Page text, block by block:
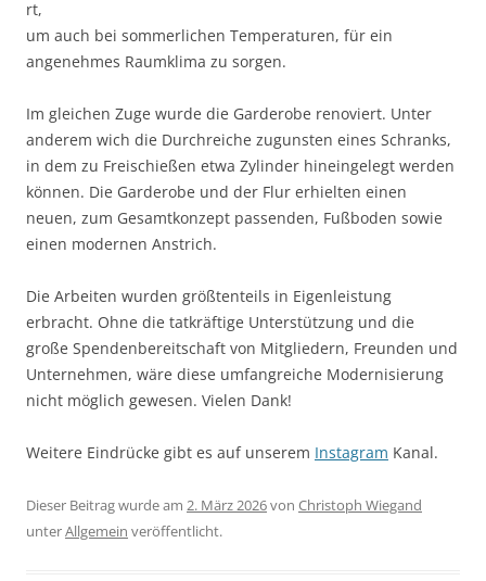
rt,
um auch bei sommerlichen Temperaturen, für ein
angenehmes Raumklima zu sorgen.
Im gleichen Zuge wurde die Garderobe renoviert. Unter
anderem wich die Durchreiche zugunsten eines Schranks,
in dem zu Freischießen etwa Zylinder hineingelegt werden
können. Die Garderobe und der Flur erhielten einen
neuen, zum Gesamtkonzept passenden, Fußboden sowie
einen modernen Anstrich.
Die Arbeiten wurden größtenteils in Eigenleistung
erbracht. Ohne die tatkräftige Unterstützung und die
große Spendenbereitschaft von Mitgliedern, Freunden und
Unternehmen, wäre diese umfangreiche Modernisierung
nicht möglich gewesen. Vielen Dank!
Weitere Eindrücke gibt es auf unserem Instagram Kanal.
Dieser Beitrag wurde am 2. März 2026von Christoph Wiegand
unterAllgemein veröffentlicht.